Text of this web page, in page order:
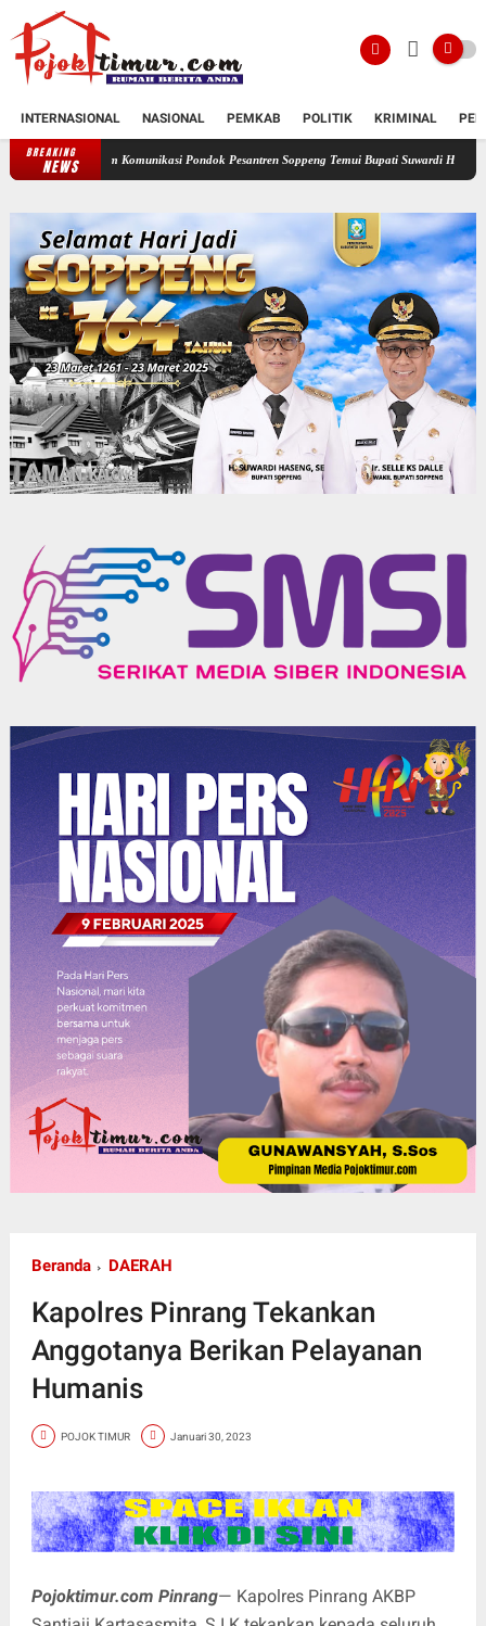
INTERNASIONAL NASIONAL PEMKAB POLITIK KRIMINAL
BREAKING
NEWS
Komunikasi Pondok Pesantren Soppeng Temui Bupati Suwardi Haseng Serahkan
Beranda DAERAH
Kapolres Pinrang Tekankan
Anggotanya Berikan Pelayanan
Humanis
POJOK TIMUR Januari 30, 2023
Pojoktimur.com Pinrang— Kapolres Pinrang AKBP